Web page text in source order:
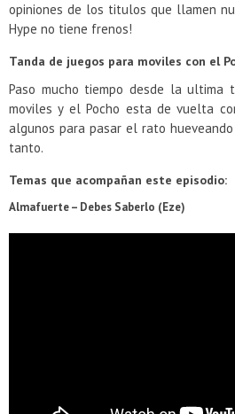
opiniones de los titulos que llamen
Hype no tiene frenos!
Tanda de juegos para moviles con el
Paso mucho tiempo desde la ultima
moviles y el Pocho esta de vuelta
algunos para pasar el rato
tanto.
Temas que acompañan este episodio:
Almafuerte – Debes Saberlo (Eze)